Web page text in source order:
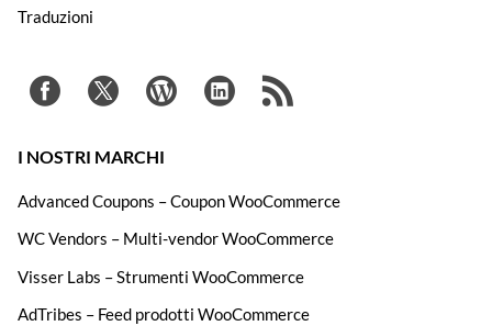
Traduzioni
I NOSTRI MARCHI
Advanced Coupons – Coupon WooCommerce
WC Vendors – Multi-vendor WooCommerce
Visser Labs – Strumenti WooCommerce
AdTribes – Feed prodotti WooCommerce